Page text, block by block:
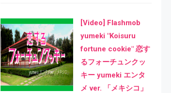
[Video] Flashmob
yumeki "Koisuru
fortune cookie" 恋す
るフォーチュンクッ
キー yumeki エンタ
メ ver. 「メキシコ」